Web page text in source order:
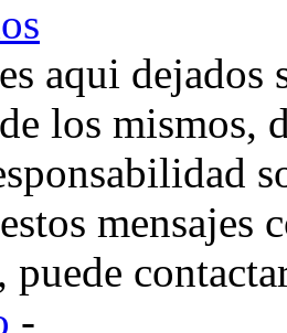
aqui
los mismos,
puede
-